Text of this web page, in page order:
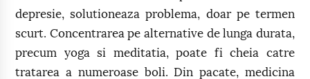
depresie, solutioneaza problema, doar pe termen
scurt. Concentrarea pe alternative de lunga durata,
precum yoga si meditatia, poate fi cheia catre
tratarea a numeroase boli. Din pacate, medicina